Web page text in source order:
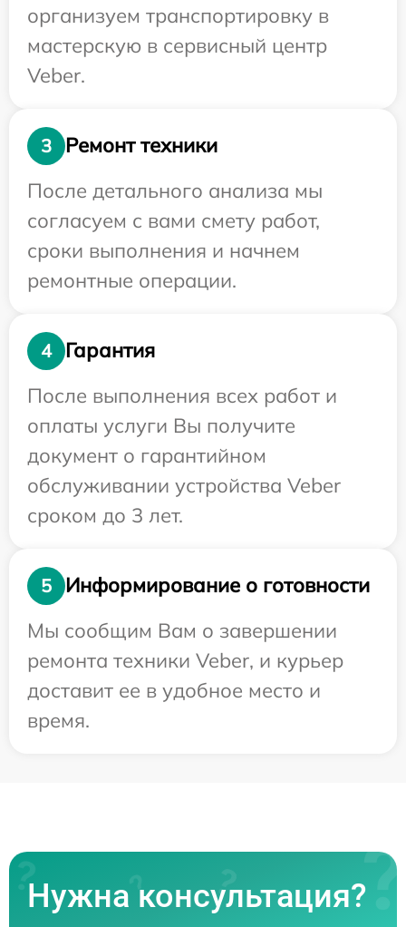
организуем транспортировку в
мастерскую в сервисный центр
Veber.
3
Ремонт техники
После детального анализа мы
согласуем с вами смету работ,
сроки выполнения и начнем
ремонтные операции.
4
Гарантия
После выполнения всех работ и
оплаты услуги Вы получите
документ о гарантийном
обслуживании устройства Veber
сроком до 3 лет.
5
Информирование о готовности
Мы сообщим Вам о завершении
ремонта техники Veber, и курьер
доставит ее в удобное место и
время.
Нужна консультация?